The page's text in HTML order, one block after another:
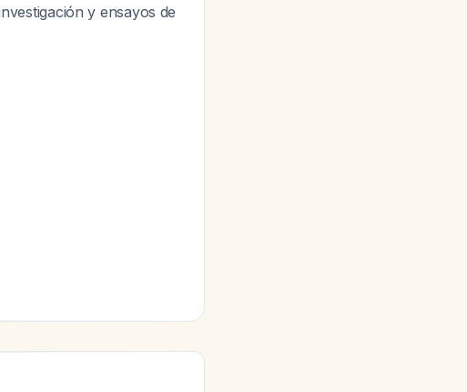
y ensayos de